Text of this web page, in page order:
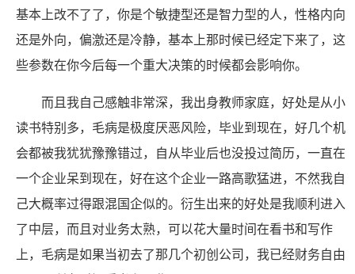
基本上改不了了，你是个敏捷型还是智力型的人，性格内向
还是外向，偏激还是冷静，基本上那时候已经定下来了，这
些参数在你今后每一个重大决策的时候都会影响你。
而且我自己感触非常深，我出身教师家庭，好处是从小
读书特别多，毛病是极度厌恶风险，毕业到现在，好几个机
会都被我犹犹豫豫错过，自从毕业后也没投过简历，一直在
一个企业呆到现在，好在这个企业一路高歌猛进，不然我自
己大概率过得跟混国企似的。衍生出来的好处是我顺利进入
了中层，而且对业务太熟，可以花大量时间在看书和写作
上，毛病是如果当初去了那几个初创公司，我已经财务自由